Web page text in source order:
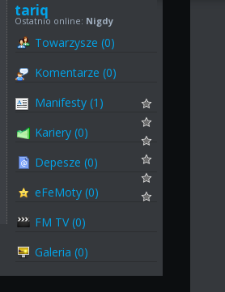
tariq
Ostatnio online: Nigdy
Towarzysze (0)
Komentarze (0)
Manifesty (1)
Kariery (0)
Depesze (0)
eFeMoty (0)
FM TV (0)
Galeria (0)